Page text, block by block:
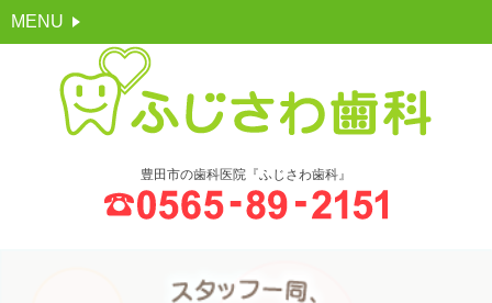
豊田市の歯科医院『ふじさわ歯科』
MENU